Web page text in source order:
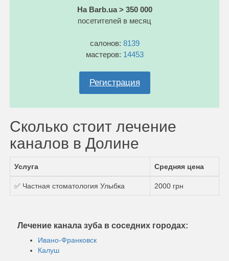
На Barb.ua > 350 000
посетителей в месяц
салонов: 8139
мастеров: 14453
Регистрация
Сколько стоит лечение
каналов в Долине
Услуга Средняя цена
✅ Частная стоматология Улыбка 2000 грн
Лечение канала зуба в соседних городах:
Ивано-Франковск
Калуш